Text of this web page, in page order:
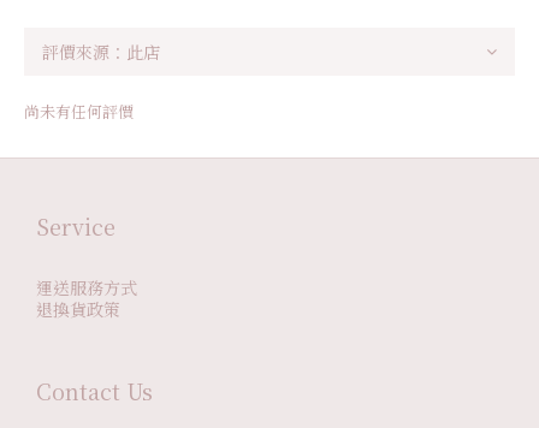
尚未有任何評價
Service
運送服務方式
退換貨政策
Contact Us